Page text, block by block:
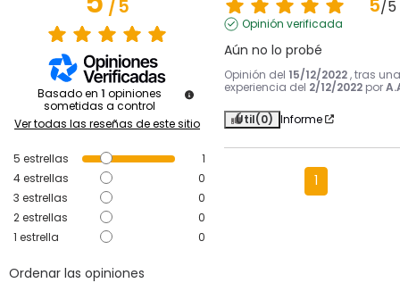
/5
Basado en 1 opiniones
sometidas a control
Ver todas las reseñas de este sitio
5 estrellas
1
4estrellas
0
3 estrellas
0
2estrellas
0
1 estrella 0
Ordenar las opiniones
5/5
Opinión verificada
Aún no lo probé
Opinión del 15/12/2022 , tras una
experiencia del 2/12/2022 por
Útil(0) Informe
1